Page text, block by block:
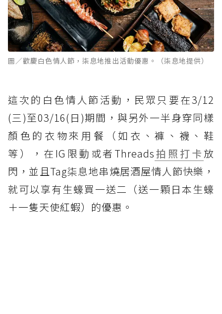
圖／歡慶白色情人節，柒息地推出活動優惠。（柒息地提供）
這次的白色情人節活動，民眾只要在3/12
(三)至03/16(日)期間，與另外一半身穿同樣
顏色的衣物來用餐（如衣、褲、襪、鞋
等），在IG限動或者Threads拍照打卡 放
閃，並且Tag柒息地串燒居酒屋情人節快樂，
就可以享有生蠔買一送二（送一顆日本生蠔
＋一隻天使紅蝦）的優惠。